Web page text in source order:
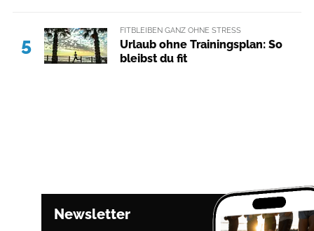
5
FITBLEIBEN GANZ OHNE STRESS
Urlaub ohne Trainingsplan: So
bleibst du fit
Newsletter